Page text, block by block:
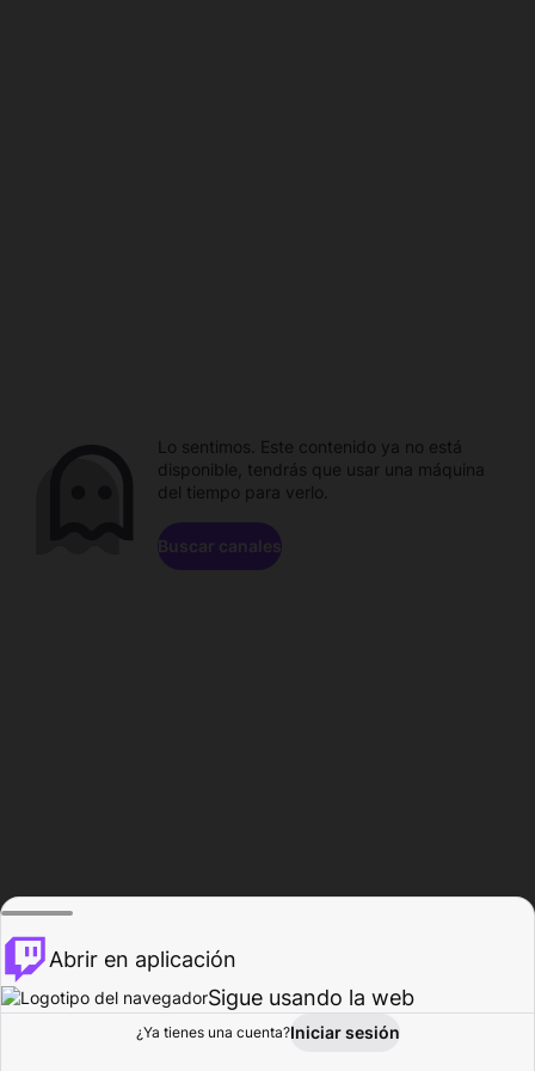
Explorar Actividad
Lo sentimos. Este contenido ya no está
disponible, tendrás que usar una máquina
del tiempo para verlo.
Buscar canales
Abrir en aplicación
Sigue usando la web
¿Ya tienes una cuenta?Iniciar sesión